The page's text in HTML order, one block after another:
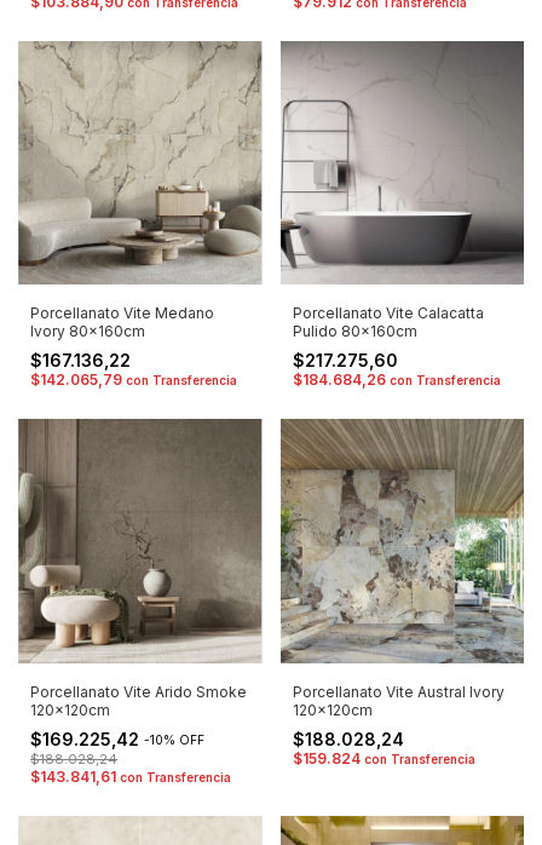
Porcellanato Vite Medano
Ivory 80x160cm
$167.136,22
$142.065,79 con Transferencia
Porcellanato Vite Calacatta
Pulido 80x160cm
$217.275,60
$184.684,26 con Transferencia
Porcellanato Vite Arido Smoke
120x120cm
$169.225,42 -10% OFF
$188.028,24
$143.841,61 con Transferencia
Porcellanato Vite Austral Ivory
120x120cm
$188.028,24
$159.824 con Transferencia